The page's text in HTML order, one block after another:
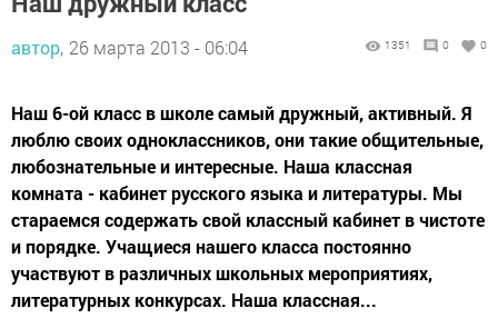
автор, 26 марта 2013 - 06:04 1351 0 0
Наш 6-ой класс в школе самый дружный, активный. Я
люблю своих одноклассников, они такие общительные,
любознательные и интересные. Наша классная
комната - кабинет русского языка и литературы. Мы
стараемся содержать свой классный кабинет в чистоте
и порядке. Учащиеся нашего класса постоянно
участвуют в различных школьных мероприятиях,
литературных конкурсах. Наша классная...